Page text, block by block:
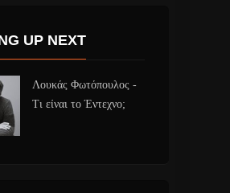
UP NEXT
Λουκάς Φωτόπουλος -
Τι είναι το Έντεχνο;